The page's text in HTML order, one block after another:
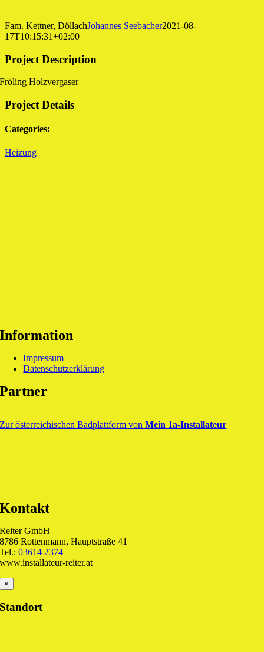
Fam. Kettner, DöllachJohannes Seebacher2021-08-
17T10:15:31+02:00
Project Description
Fröling Holzvergaser
Project Details
Categories:
Heizung
Information
Impressum
Datenschutzerklärung
Partner
Zur österreichischen Badplattform vonMein 1a-Installateur
Kontakt
Reiter GmbH
8786 Rottenmann, Hauptstraße 41
Tel.:03614 2374
www.installateur-reiter.at
×
Standort